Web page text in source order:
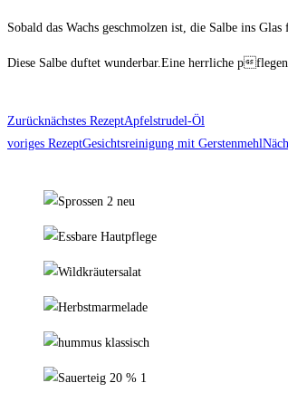
Sobald das Wachs geschmolzen ist, die Salbe ins
Diese Salbe duftet wunderbar.Eine herrliche p
Zurücknächstes RezeptApfelstrudel-Öl
voriges RezeptGesichtsreinigung mit Gerstenmehl